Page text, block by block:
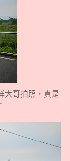
大哥拍照，真是